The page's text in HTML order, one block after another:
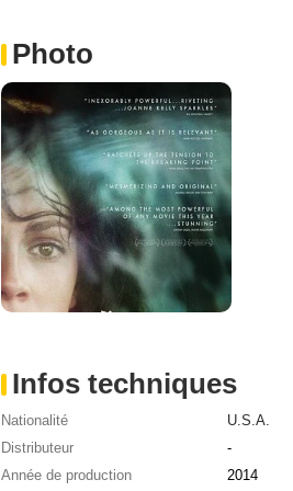
Photo
Infos techniques
Nationalité
U.S.A.
Distributeur
-
Année de production
2014